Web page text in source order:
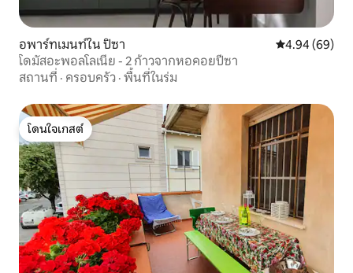
อพาร์ทเมนท์ใน ปิซา คะแนนเฉลี่ย
4.94 (69)
โดมัสอะพอลโลเนีย - 2 ก้าวจากหอคอยปีซา
สถานที่ · ครอบครัว · พื้นที่ในร่ม
โดนใจเกสต์
โดนใจเกสต์